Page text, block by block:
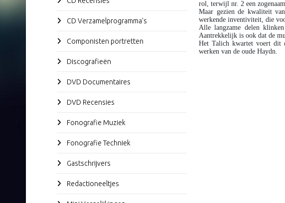
CD Verzamelprogramma's
Componisten portretten
Discografieën
DVD Documentaires
DVD Recensies
Fonografie Muziek
Fonografie Techniek
Gastschrijvers
Redactioneeltjes
rol, terwijl nr. 2 een
Maar gezien de kwaliteit
werkende inventiviteit, die
Alle langzame delen
Aantrekkelijk is ook dat de
Het Talich kwartet voert dit
werken van de oude Haydn.